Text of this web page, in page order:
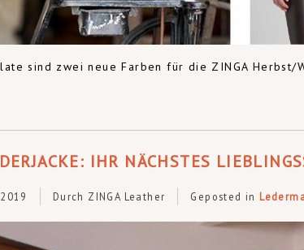
sind zwei neue Farben für die ZINGA Herbst/
IHR NÄCHSTES
Durch ZINGA Leather Geposted in